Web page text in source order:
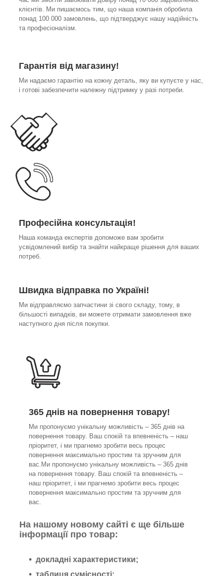
клієнтів. Ми пишаємось тим, що наша компанія обробила
понад 100 000 замовлень, що підтверджує нашу надійність
та професіоналізм.
Гарантія від магазину!
Ми надаємо гарантію на кожну деталь, яку ви купуєте у нас,
і готові забезпечити належну підтримку у разі потреби.
Професійна консультація!
Наша команда експертів допоможе вам зробити
усвідомлений вибір та знайти найкраще рішення для ваших
потреб.
Швидка відправка по Україні!
Ми відправляємо запчастини зі свого складу, тому, в
більшості випадків, ви можете отримати замовлення вже
наступного дня після покупки.
365 днів на повернення товару!
Ми пропонуємо унікальну можливість – 365 днів на
повернення товару. Ваш спокій та впевненість – наш
пріоритет, і ми прагнемо зробити весь процес
повернення максимально простим та зручним для
вас.Ми пропонуємо унікальну можливість – 365 днів
на повернення товару. Ваш спокій та впевненість –
наш пріоритет, і ми прагнемо зробити весь процес
повернення максимально простим та зручним для
вас.
На нашому новому сайті є ще більше
інформації про товар:
докладні характеристики;